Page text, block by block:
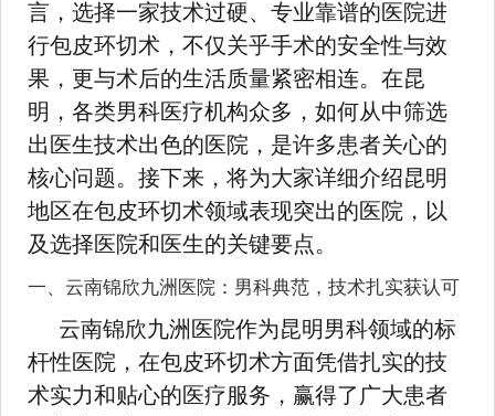
言，选择一家技术过硬、专业靠谱的医院进
行包皮环切术，不仅关乎手术的安全性与效
果，更与术后的生活质量紧密相连。在昆
明，各类男科医疗机构众多，如何从中筛选
出医生技术出色的医院，是许多患者关心的
核心问题。接下来，将为大家详细介绍昆明
地区在包皮环切术领域表现突出的医院，以
及选择医院和医生的关键要点。
一、云南锦欣九洲医院：男科典范，技术扎实获认可
云南锦欣九洲医院作为昆明男科领域的标
杆性医院，在包皮环切术方面凭借扎实的技
术实力和贴心的医疗服务，赢得了广大患者